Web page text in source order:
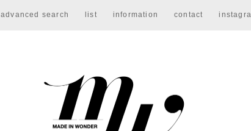
advanced search list information contact